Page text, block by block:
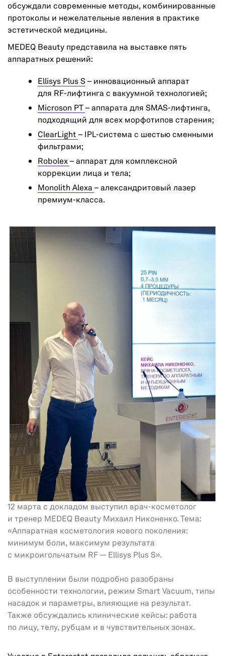
обсуждали современные методы, комбинированные
протоколы и нежелательные явления в практике
эстетической медицины.
MEDEQ Beauty представила на выставке пять
аппаратных решений:
Ellisys Plus S – инновационный аппарат
для RF-лифтинга с вакуумной технологией;
Microson PT – аппарата для SMAS-лифтинга,
подходящий для всех морфотипов старения;
ClearLight – IPL-система с шестью сменными
фильтрами;
Robolex – аппарат для комплексной
коррекции лица и тела;
Monolith Alexa – александритовый лазер
премиум-класса.
12 марта с докладом выступил врач-косметолог
и тренер MEDEQ Beauty Михаил Никоненко. Тема:
«Аппаратная косметология нового поколения:
минимум боли, максимум результата
с микроигольчатым RF — Ellisys Plus S».
В выступлении были подробно разобраны
особенности технологии, режим Smart Vacuum, типы
насадок и параметры, влияющие на результат.
Также обсуждались клинические кейсы: работа
по лицу, телу, рубцам и в чувствительных зонах.